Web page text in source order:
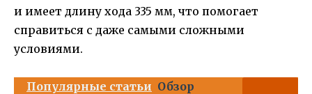
и имеет длину хода 335 мм, что помогает
справиться с даже самыми сложными
условиями.
Популярные статьи Обзор